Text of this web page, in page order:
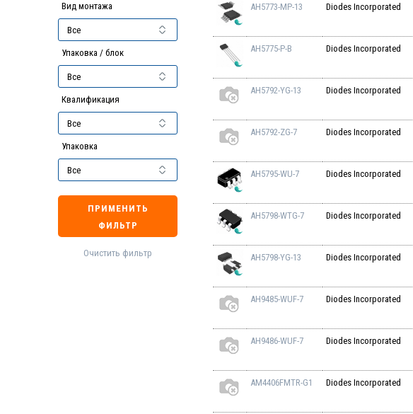
Вид монтажа
Упаковка / блок
Квалификация
Упаковка
ПРИМЕНИТЬ
ФИЛЬТР
Очистить фильтр
AH5773-MP-13 Diodes Incorporated
AH5775-P-B Diodes Incorporated
AH5792-YG-13 Diodes Incorporated
AH5792-ZG-7 Diodes Incorporated
AH5795-WU-7 Diodes Incorporated
AH5798-WTG-7 Diodes Incorporated
AH5798-YG-13 Diodes Incorporated
AH9485-WUF-7 Diodes Incorporated
AH9486-WUF-7 Diodes Incorporated
AM4406FMTR-G1 Diodes Incorporated